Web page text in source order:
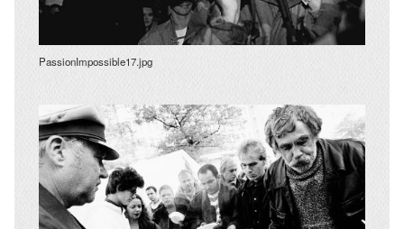
PassionImpossible17.jpg